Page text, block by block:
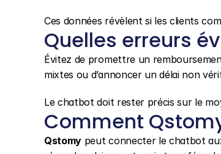
Ces données révèlent si les clients
Quelles erreurs
Évitez de promettre un
mixtes ou d’annoncer un délai non
Le chatbot doit rester précis sur le
Comment
Qstomy peut connecter le chatbot